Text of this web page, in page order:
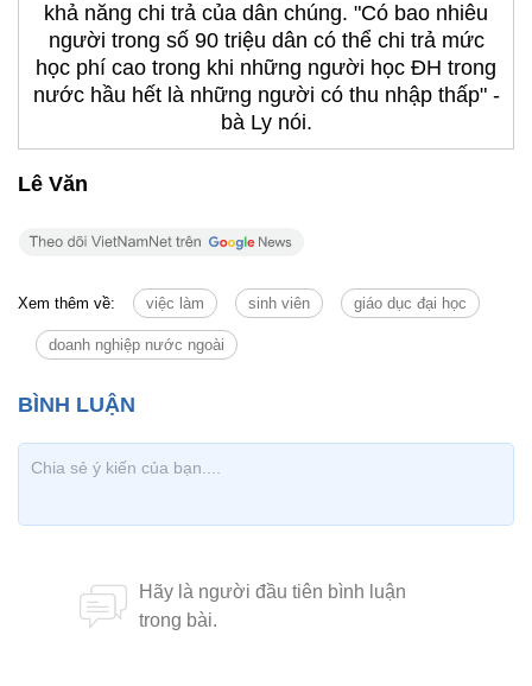
khả năng chi trả của dân chúng. "Có bao nhiêu
người trong số 90 triệu dân có thể chi trả mức
học phí cao trong khi những người học ĐH trong
nước hầu hết là những người có thu nhập thấp" -
bà Ly nói.
Lê Văn
Xem thêm về: việc làm sinh viên giáo dục đại học
doanh nghiệp nước ngoài